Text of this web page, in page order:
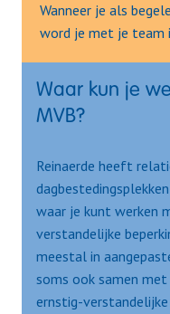
Wanneer je als
word je met je team
Waar kun je
MVB?
Reinaerde heeft
waar je kunt werken
verstandelijke
meestal in
soms ook samen
ernstig-